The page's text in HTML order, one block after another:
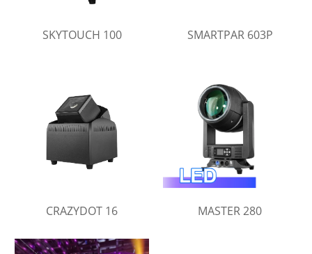
SKYTOUCH 100 SMARTPAR 603P
CRAZYDOT 16 MASTER 280